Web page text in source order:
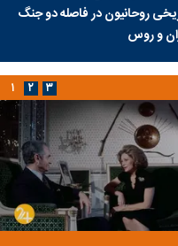
روحانیون در فاصله دو جنگ
و روس
۱ ۲ ۳